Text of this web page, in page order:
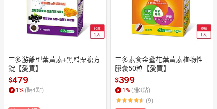
三多游離型葉黃素+黑醋栗複方
錠【愛買】
$479
1% (賺4點)
三多素食金盞花葉黃素植物性
膠囊50粒【愛買】
$399
1% (賺3點)
(9)